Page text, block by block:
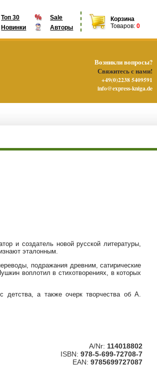
Топ 30
Sale
Новинки
Авторы
Корзина
Товаров: 0
и создатель новой русской литературы,
эталонным.
подражания древним, сатирические
воплотил в стихотворениях, в которых
детства, а также очерк творчества об А.
A/Nr: 114018802
ISBN: 978-5-699-72708-7
EAN: 9785699727087
Возникли вопросы?
Свяжитесь с нами!
+49(0)2238 5409591
info@express-kniga.de